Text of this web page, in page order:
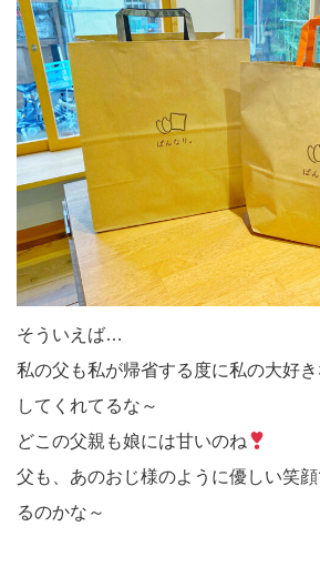
そういえば…
私の父も私が帰省する度に私の大好
してくれてるな～
どこの父親も娘には甘いのね
父も、あのおじ様のように優しい笑
るのかな～